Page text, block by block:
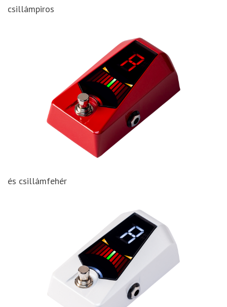
csillámpiros
és csillámfehér